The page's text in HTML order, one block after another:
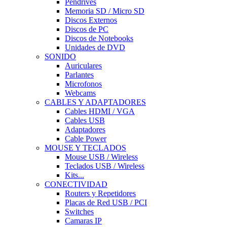
Memoria SD / Micro SD
Discos Externos
Discos de PC
Discos de Notebooks
Unidades de DVD
SONIDO
Auriculares
Parlantes
Microfonos
Webcams
CABLES Y ADAPTADORES
Cables HDMI / VGA
Cables USB
Adaptadores
Cable Power
MOUSE Y TECLADOS
Mouse USB / Wireless
Teclados USB / Wireless
Kits...
CONECTIVIDAD
Routers y Repetidores
Placas de Red USB / PCI
Switches
Camaras IP